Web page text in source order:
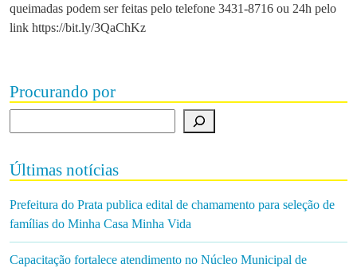
queimadas podem ser feitas pelo telefone 3431-8716 ou 24h pelo
link https://bit.ly/3QaChKz
Procurando por
Últimas notícias
Prefeitura do Prata publica edital de chamamento para seleção de
famílias do Minha Casa Minha Vida
Capacitação fortalece atendimento no Núcleo Municipal de